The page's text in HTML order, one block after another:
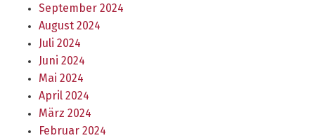
September 2024
August 2024
Juli 2024
Juni 2024
Mai 2024
April 2024
März 2024
Februar 2024